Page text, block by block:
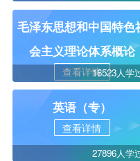
毛泽东思想和中国特色
会主义理论体系概论
查看详情16523人学
英语（专）
查看详情
27896人学